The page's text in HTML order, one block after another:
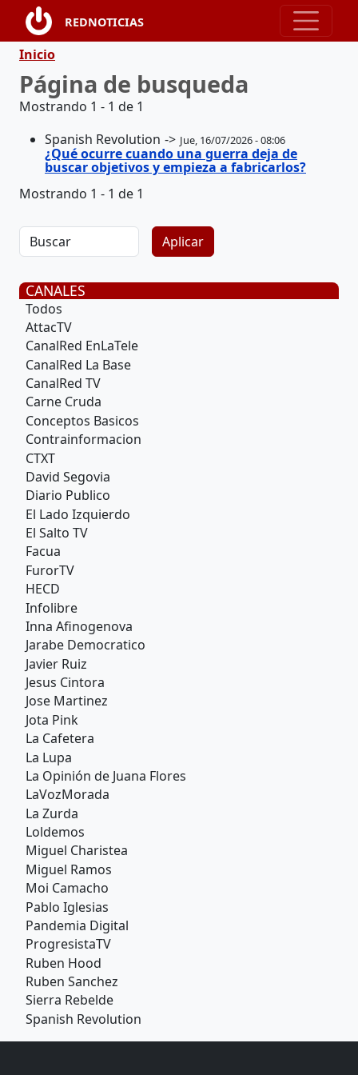
Pasar al contenido principal
REDNOTICIAS
Ruta de navegación
Inicio
Página de busqueda
Mostrando 1 - 1 de 1
Spanish Revolution
Jue, 16/07/2026 - 08:06
¿Qué ocurre cuando una guerra deja de
buscar objetivos y empieza a fabricarlos?
Mostrando 1 - 1 de 1
CANALES
Todos
AttacTV
CanalRed EnLaTele
CanalRed La Base
CanalRed TV
Carne Cruda
Conceptos Basicos
Contrainformacion
CTXT
David Segovia
Diario Publico
El Lado Izquierdo
El Salto TV
Facua
FurorTV
HECD
Infolibre
Inna Afinogenova
Jarabe Democratico
Javier Ruiz
Jesus Cintora
Jose Martinez
Jota Pink
La Cafetera
La Lupa
La Opinión de Juana Flores
LaVozMorada
La Zurda
Loldemos
Miguel Charistea
Miguel Ramos
Moi Camacho
Pablo Iglesias
Pandemia Digital
ProgresistaTV
Ruben Hood
Ruben Sanchez
Sierra Rebelde
Spanish Revolution